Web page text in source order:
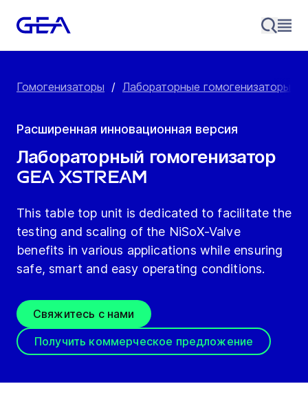
Гомогенизаторы / Лабораторные гомогенизаторы
Расширенная инновационная версия
Лабораторный гомогенизатор
GEA XStream
This table top unit is dedicated to facilitate the
testing and scaling of the NiSoX-Valve
benefits in various applications while ensuring
safe, smart and easy operating conditions.
Свяжитесь с нами
Получить коммерческое предложение